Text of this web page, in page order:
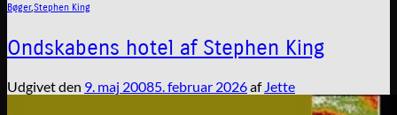
Bøger,Stephen King
Ondskabens hotel af Stephen King
Udgivet den 9. maj 20085. februar 2026af Jette